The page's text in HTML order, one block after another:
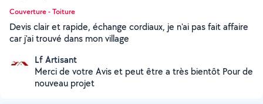
Couverture - Toiture
Devis clair et rapide, échange cordiaux, je n'ai pas fait affaire
car j'ai trouvé dans mon village
Lf Artisant
Merci de votre Avis et peut être a très bientôt Pour de
nouveau projet